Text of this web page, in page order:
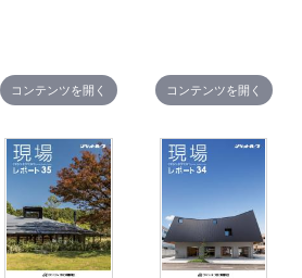
コンテンツを開く コンテンツを開く